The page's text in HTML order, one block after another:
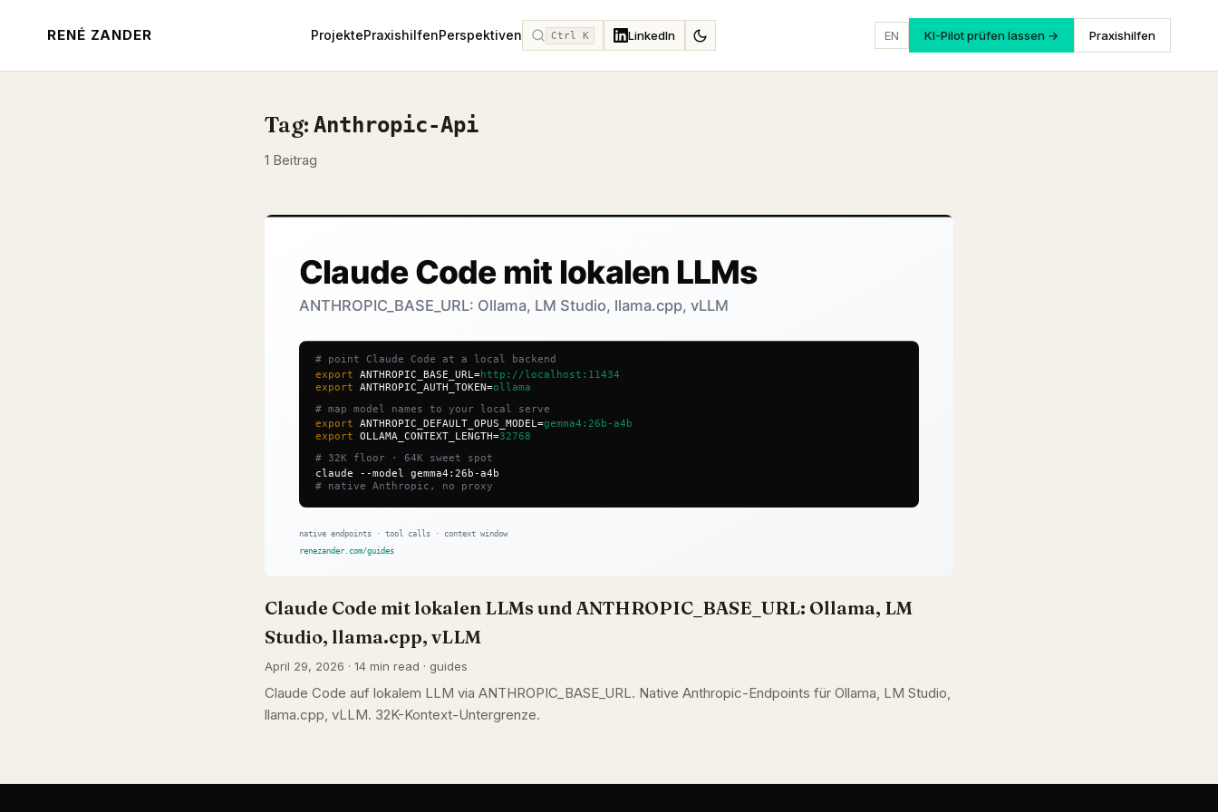
RENÉ ZANDER ProjektePraxishilfenPerspektiven Ctrl K LinkedIn EN KI-Pilot prüfen lassen → Praxishilfen
Tag: Anthropic-Api
1 Beitrag
Claude Code mit lokalen LLMs und ANTHROPIC_BASE_URL: Ollama, LM
Studio, llama.cpp, vLLM
April 29, 2026 · 14 min read · guides
Claude Code auf lokalem LLM via ANTHROPIC_BASE_URL. Native Anthropic-Endpoints für Ollama, LM Studio,
llama.cpp, vLLM. 32K-Kontext-Untergrenze.